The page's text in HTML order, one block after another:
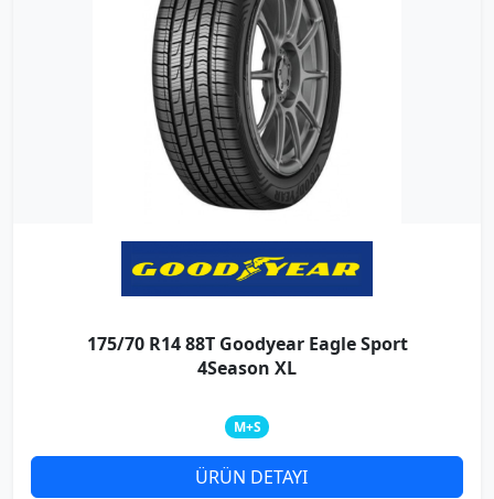
175/70 R14 88T Goodyear Eagle Sport
4Season XL
M+S
ÜRÜN DETAYI